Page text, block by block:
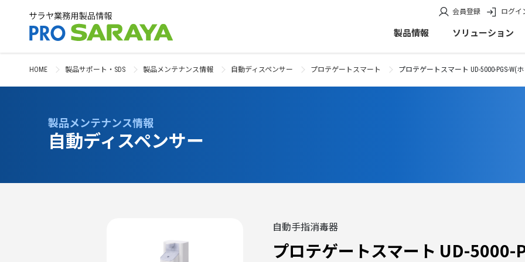
会員登録 ログイ
製品情報 ソリューション
HOME 製品サポート・SDS 製品メンテナンス情報 自動ディスペンサー プロテゲートスマート プロテゲートスマート UD-5000-PGS-W(
製品メンテナンス情報
自動ディスペンサー
自動手指消毒器
プロテゲートスマート UD-5000-